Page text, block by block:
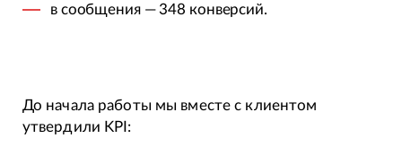
в сообщения — 348 конверсий.
До начала работы мы вместе с клиентом
утвердили KPI: